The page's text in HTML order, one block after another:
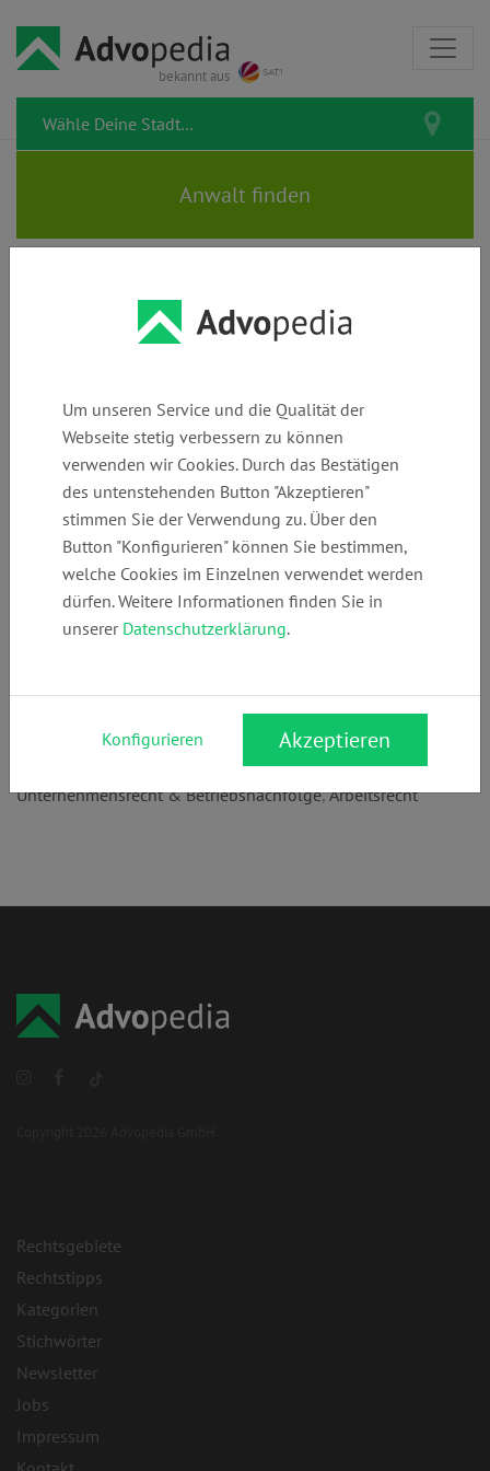
bekannt aus
LM LAW | Rechtsanwälte |
Telefon:
+49 (0)
898960440
E-Mail:
info@LMLaw.de
Webseite:
www.LMLaw.de
Rechtsgebiete:
Unternehmensrecht & Betriebsnachfolge,Arbeitsrecht
Rechtsgebiete
Rechtstipps
Kategorien
Stichwörter
Newsletter
Jobs
Impressum
Um unseren Service und die Qualität der
Webseite stetig verbessern zu können
verwenden wir Cookies. Durch das Bestätigen
des untenstehenden Button "Akzeptieren"
stimmen Sie der Verwendung zu. Über den
Button "Konfigurieren" können Sie bestimmen,
welche Cookies im Einzelnen verwendet werden
dürfen. Weitere Informationen finden Sie in
unserer Datenschutzerklärung.
Konfigurieren Akzeptieren